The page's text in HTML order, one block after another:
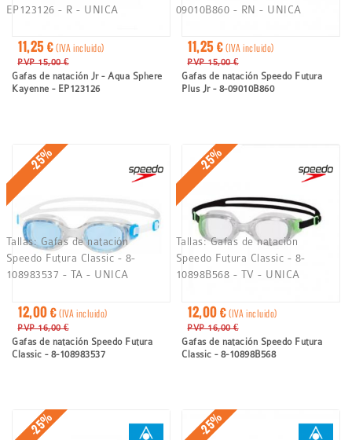
11,25 €(IVA incluido)
PVP 15,00 €
Gafas de natación Jr - Aqua Sphere
Kayenne - EP123126
EP123126 - R - UNICA
11,25 €(IVA incluido)
PVP 15,00 €
Gafas de natación Speedo Futura
Plus Jr - 8-09010B860
09010B860 - RN - UNICA
-25%
12,00 €(IVA incluido)
PVP 16,00 €
Gafas de natación Speedo Futura
Classic - 8-108983537
Tallas: Gafas de natación
Speedo Futura Classic - 8-
108983537 - TA - UNICA
-25%
12,00 €(IVA incluido)
PVP 16,00 €
Gafas de natación Speedo Futura
Classic - 8-10898B568
Tallas:Gafas de natación
Speedo Futura Classic - 8-
10898B568 - TV - UNICA
-25% -25%